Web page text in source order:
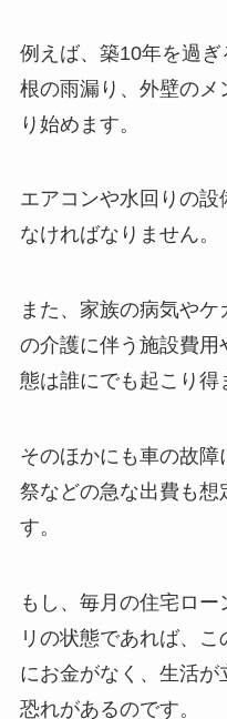
例えば、築10年を過
根の雨漏り、外壁の
り始めます。
エアコンや水回りの設
なければなりません。
また、家族の病気や
の介護に伴う施設費
態は誰にでも起こり得
そのほかにも車の故
祭などの急な出費も想
す。
もし、毎月の住宅ロ
リの状態であれば、
にお金がなく、生活が
恐れがあるのです。